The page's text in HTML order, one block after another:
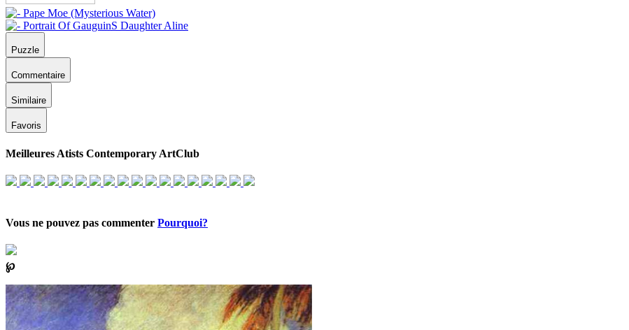
Puzzle
Commentaire
Similaire
Favoris
Meilleures Atists Contemporary ArtClub
Vous ne pouvez pas commenter Pourquoi?
℘